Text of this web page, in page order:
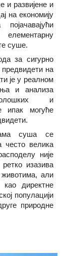
и развијене и
на економију
суше.
за сигурно
на
је у реалном
и анализа
и
ипак могуће
суша се
често велика
није
изазива
али
као директне
популацији
природне